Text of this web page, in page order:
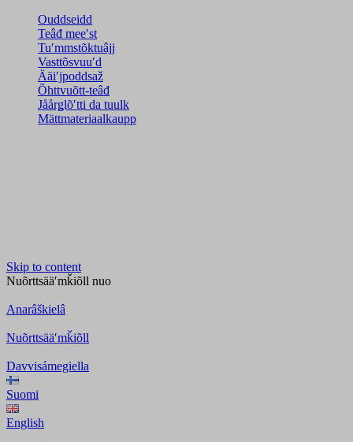
Ouddseidd
Teâđ meeʹst
Tuʹmmstõktuâjj
Vasttõsvuuʹd
Ääiʹjpoddsaž
Õhttvuõtt-teâđ
Jåårǥlõʹtti da tuulk
Mättmateriaalkaupp
Skip to content
Nuõrttsääʹmǩiõll nuo
Anarâškielâ
Nuõrttsääʹmǩiõll
Davvisámegiella
Suomi
English